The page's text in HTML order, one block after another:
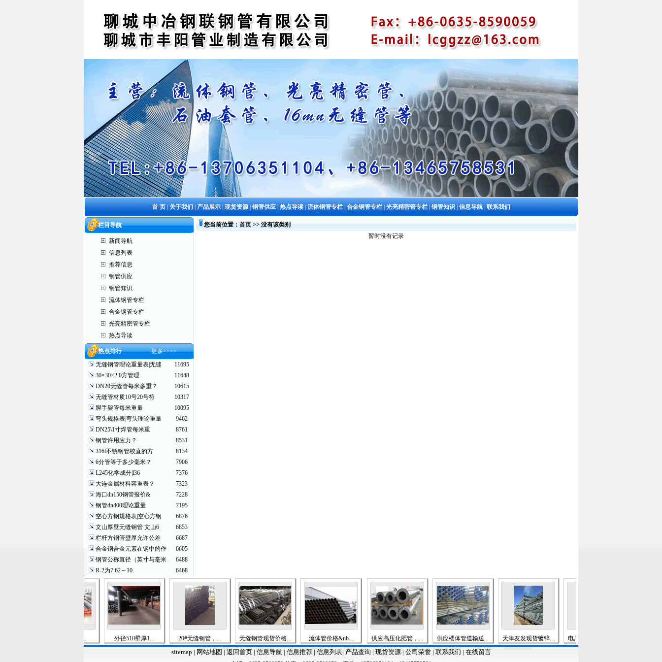
首 页|关于我们|产品展示|现货资源|钢管供应|热点导读|流体钢管专栏|合金钢管专栏|光亮精密管专栏|钢管知识|信息导航 |联系我们
栏目导航
新闻导航
信息列表
推荐信息
钢管供应
钢管知识
流体钢管专栏
合金钢管专栏
光亮精密管专栏
热点导读
热点排行 更多>>>>
无缝钢管理论重量表|无缝
11695
30×30×2.0方管理
11648
DN20无缝管每米多重？
10615
无缝管材质10号20号符
10317
脚手架管每米重量
10095
弯头规格表|弯头理论重量
9462
DN25\1寸焊管每米重
8761
钢管许用应力？
8531
316l不锈钢管校直的方
8134
6分管等于多少毫米？
7906
L245化学成分|l36
7376
大连金属材料容重表？
7323
海口dn150钢管报价&
7228
钢管dn400理论重量
7195
空心方钢规格表|空心方钢
6876
文山厚壁无缝钢管 文山6
6853
栏杆方钢管壁厚允许公差
6687
合金钢合金元素在钢中的作
6605
钢管公称直径（英寸与毫米
6488
R-2为7.62～10.
6468
您当前位置：首页>> 没有该类别
暂时没有记录
外径510壁厚1... 20#无缝钢管，... 无缝钢管现货价格... 流体管价格&nb... 供应高压化肥管，... 供应楼体管道输送... 天津友发现货镀锌... 电厂化工厂输送管...
sitemap | 网站地图 | 返回首页| 信息导航| 信息推荐| 信息列表| 产品查询 | 现货资源 | 公司荣誉 | 联系我们 | 在线留言